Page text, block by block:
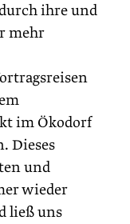
ihre und
mehr
im Ökodorf
Dieses
und
wieder
ließ uns